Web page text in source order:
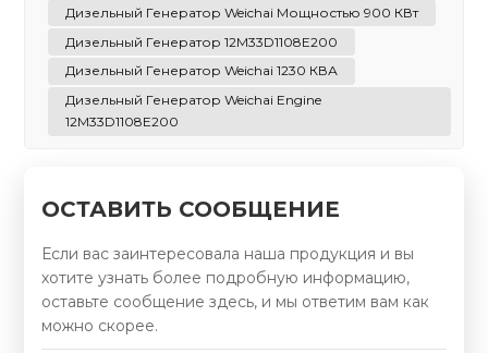
Дизельный Генератор Weichai Мощностью 900 КВт
Дизельный Генератор 12M33D1108E200
Дизельный Генератор Weichai 1230 КВА
Дизельный Генератор Weichai Engine
12M33D1108E200
ОСТАВИТЬ СООБЩЕНИЕ
Если вас заинтересовала наша продукция и вы
хотите узнать более подробную информацию,
оставьте сообщение здесь, и мы ответим вам как
можно скорее.